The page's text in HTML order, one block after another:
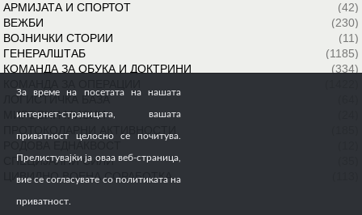
АРМИЈАТА И СПОРТОТ
(42)
ВЕЖБИ
(230)
ВОЈНИЧКИ СТОРИИ
(11)
ГЕНЕРАЛШТАБ
(1185)
КОМАНДА ЗА ОБУКА И ДОКТРИНИ
(334)
ЛОГИСТИЧКА БАЗА
МИРОВНИ МИСИИ
СПЕЦИЈАЛНИ СИЛИ
ЦИВИЛНО ВОЕНА СОРАБОТКА
За време на посетата на нашата
интернет-страницата, вашата
приватност целосно се почитува.
Прелистувајќи ја оваа веб-страница,
вие се согласувате со политиката на
приватност.